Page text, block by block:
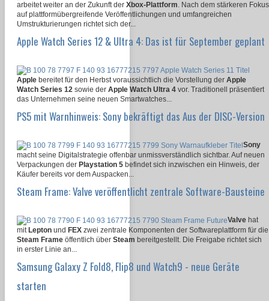
arbeitet weiter an der Zukunft der Xbox-Plattform. Nach dem stärkeren Fokus
auf plattformübergreifende Veröffentlichungen und umfangreichen
Umstrukturierungen richtet sich der...
Apple Watch Series 12 & Ultra 4: Das ist für September geplant
Apple bereitet für den Herbst voraussichtlich die Vorstellung der Apple
Watch Series 12 sowie der Apple Watch Ultra 4 vor. Traditionell präsentiert
das Unternehmen seine neuen Smartwatches...
PS5 mit Warnhinweis: Sony bekräftigt das Aus der DISC-Version
Sony
macht seine Digitalstrategie offenbar unmissverständlich sichtbar. Auf neuen
Verpackungen der Playstation 5 befindet sich inzwischen ein Hinweis, der
Käufer bereits vor dem Auspacken...
Steam Frame: Valve veröffentlicht zentrale Software-Bausteine
Valve hat
mitLepton und FEX zwei zentrale Komponenten der Softwareplattform für die
Steam Frame öffentlich über Steam bereitgestellt. Die Freigabe richtet sich
in erster Linie an...
Samsung Galaxy Z Fold8, Flip8 und Watch9 - neue Geräte
starten